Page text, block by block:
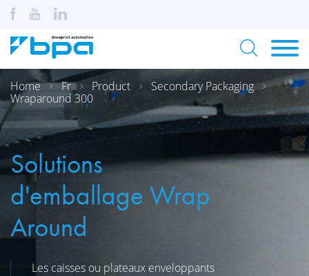
Home Fr Product
Secondary Packaging
Wraparound 300
Solutions
d'emballage Wrap
Around
Les caisses ou plateaux enveloppants